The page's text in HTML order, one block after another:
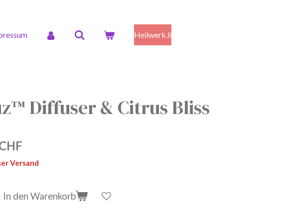
Heilwerk.li
Diffuser & Citrus Bliss
Versand
In den Warenkorb